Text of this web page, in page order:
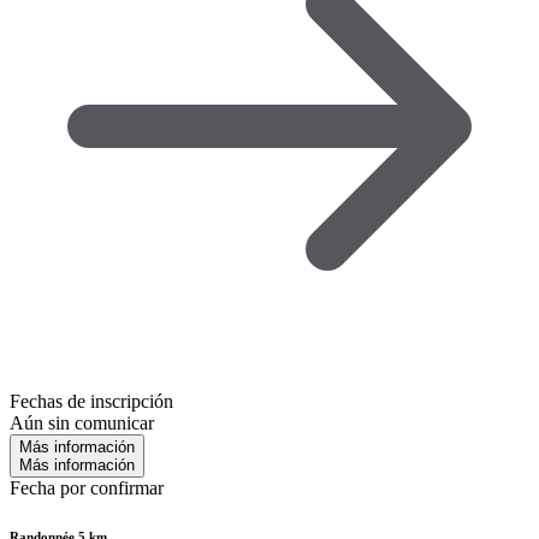
Fechas de inscripción
Aún sin comunicar
Más información
Más información
Fecha por confirmar